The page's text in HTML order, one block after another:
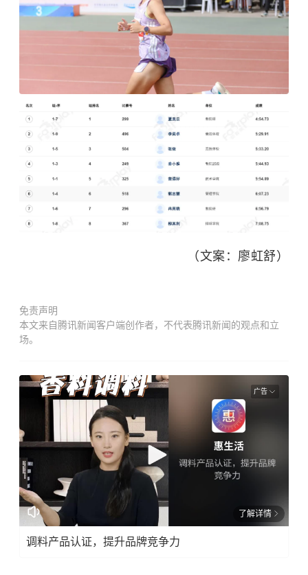
（文案：廖虹舒）
免责声明
本文来自腾讯新闻客户端创作者，不代表腾讯新闻的观点和立
场。
广告
了解详情
调料产品认证，提升品牌竞争力